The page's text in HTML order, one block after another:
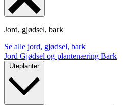
Jord, gjødsel, bark
Se alle jord, gjødsel, bark
Jord Gjødsel og plantenæring Bark
Uteplanter